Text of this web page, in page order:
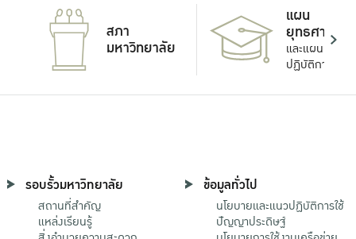
สภา
มหาวิทยาลัย
แผน
ยุทธศาสตร์
และแผน
ปฏิบัติการ
รอบรั้วมหาวิทยาลัย
สถานที่สำคัญ
แหล่งเรียนรู้
ข้อมูลทั่วไป
นโยบายและแนวปฏิบัติการใช้
ปัญญาประดิษฐ์